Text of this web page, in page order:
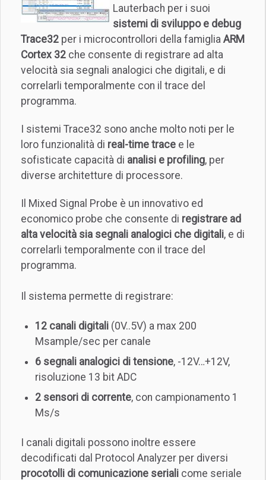
Lauterbach per i suoi
sistemi di sviluppo e debug
Trace32 per i microcontrollori della famiglia ARM
Cortex 32 che consente di registrare ad alta
velocità sia segnali analogici che digitali, e di
correlarli temporalmente con il trace del
programma.
I sistemi Trace32 sono anche molto noti per le
loro funzionalità di real-time trace e le
sofisticate capacità di analisi e profiling, per
diverse architetture di processore.
Il Mixed Signal Probe è un innovativo ed
economico probe che consente di registrare ad
alta velocità sia segnali analogici che digitali, e di
correlarli temporalmente con il trace del
programma.
Il sistema permette di registrare:
12 canali digitali (0V..5V) a max 200
Msample/sec per canale
6 segnali analogici di tensione, -12V…+12V,
risoluzione 13 bit ADC
2 sensori di corrente, con campionamento 1
Ms/s
I canali digitali possono inoltre essere
decodificati dal Protocol Analyzer per diversi
procotolli di comunicazione seriali come seriale